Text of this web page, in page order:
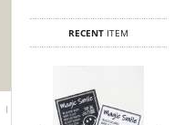
RECENTITEM
/ 0